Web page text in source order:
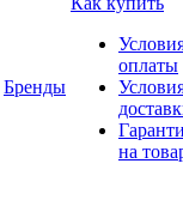
Бренды
оплаты
на